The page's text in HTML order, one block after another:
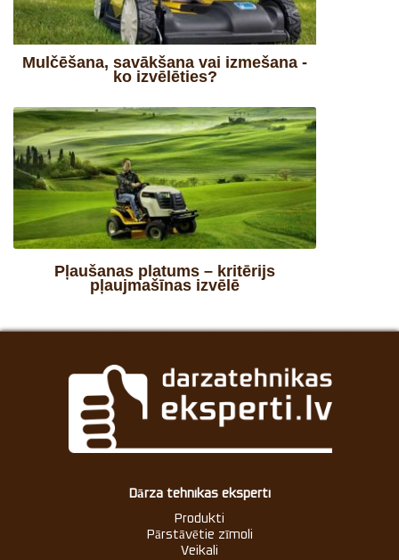
Mulčēšana, savākšana vai izmešana -
ko izvēlēties?
Pļaušanas platums – kritērijs
pļaujmašīnas izvēlē
Dārza tehnikas eksperti
Produkti
Pārstāvētie zīmoli
Veikali